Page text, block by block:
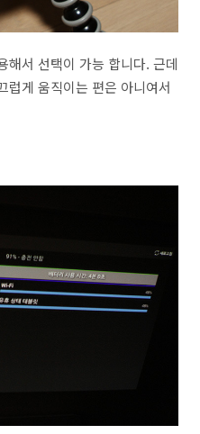
해서 선택이 가능 합니다. 근데
럽게 움직이는 편은 아니여서